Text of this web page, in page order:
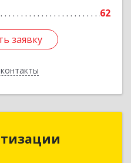
62
заявку
заявку
обл, Рыбинский р-н,